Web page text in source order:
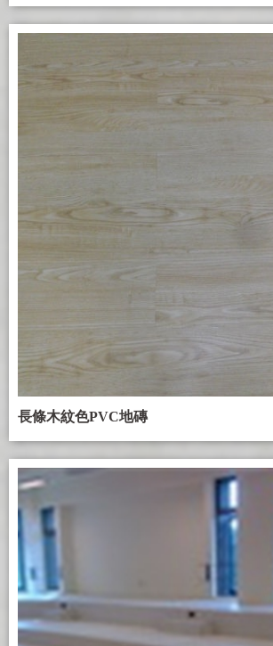
長條木紋色PVC地磚